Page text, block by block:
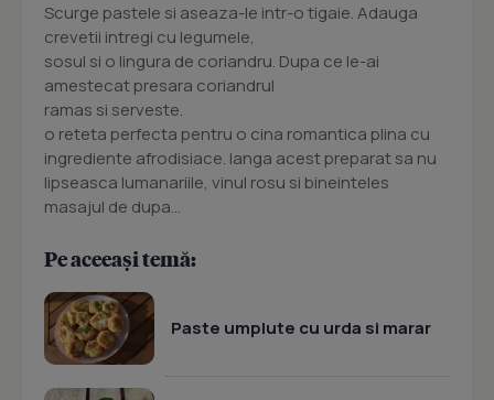
Scurge pastele si aseaza-le intr-o tigaie. Adauga
crevetii intregi cu legumele,
sosul si o lingura de coriandru. Dupa ce le-ai
amestecat presara coriandrul
ramas si serveste.
o reteta perfecta pentru o cina romantica plina cu
ingrediente afrodisiace. langa acest preparat sa nu
lipseasca lumanariile, vinul rosu si bineinteles
masajul de dupa...
Pe aceeași temă:
Paste umplute cu urda si marar